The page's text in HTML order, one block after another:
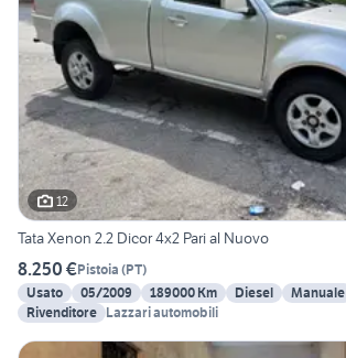
12
Tata Xenon 2.2 Dicor 4x2 Pari al Nuovo
8.250 €Pistoia (PT)
Usato
05/2009 189000 Km Diesel Manuale
Rivenditore Lazzari automobili